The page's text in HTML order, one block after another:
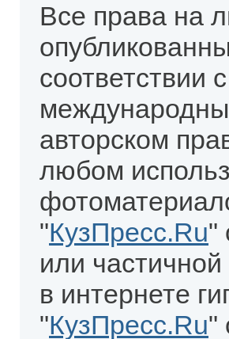
Все права на
соответствии
авторском
любом
"КузПресс.Ru"
или
в интернете
"КузПресс.Ru"